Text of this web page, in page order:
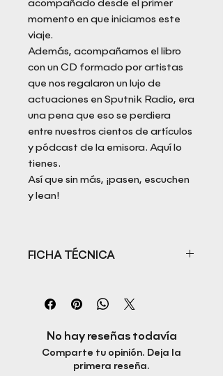
momento en que iniciamos este
viaje.
Además, acompañamos el libro
con un CD formado por artistas
que nos regalaron un lujo de
actuaciones en Sputnik Radio, era
una pena que eso se perdiera
entre nuestros cientos de artículos
y pódcast de la emisora. Aquí lo
tienes.
Así que sin más, ¡pasen, escuchen
y lean!
FICHA TÉCNICA
Extractos Random para indios y
salmones
ISBN:
Fecha de publicación:
Editorial: Rapitbook S.L.
No hay reseñas todavía
Comparte tu opinión. Deja la
primera reseña.